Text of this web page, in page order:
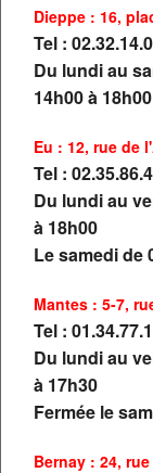
GROUPES
NOS AGENCES
vos
déplacement
couple, en
DESTINATION
DATE DE DÉPART
VILLE DE DÉPART
Dieppe : 16,
Tel :
Du lundi au
14h00 à 18h00
Eu : 12, rue de
Tel :
Du lundi au
à 18h00
Le samedi de
Mantes : 5-7,
Tel :
Du lundi au
à 17h30
Fermée le
Bernay : 24,